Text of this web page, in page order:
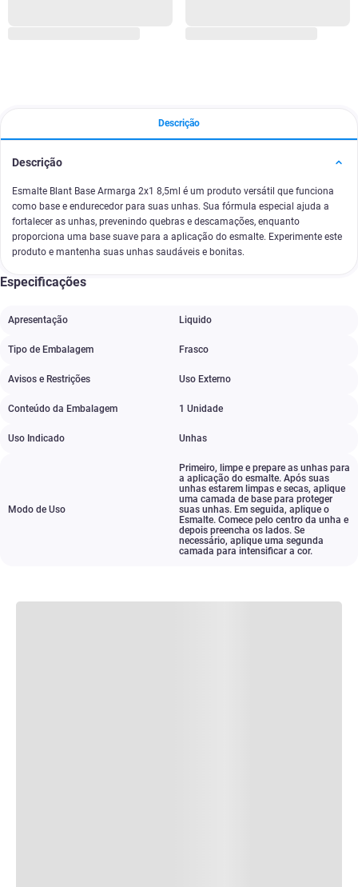
Descrição
Descrição
Esmalte Blant Base Armarga 2x1 8,5ml é um produto versátil que funciona
como base e endurecedor para suas unhas. Sua fórmula especial ajuda a
fortalecer as unhas, prevenindo quebras e descamações, enquanto
proporciona uma base suave para a aplicação do esmalte. Experimente este
produto e mantenha suas unhas saudáveis e bonitas.
Especificações
Apresentação Liquido
Tipo de Embalagem Frasco
Avisos e Restrições Uso Externo
Conteúdo da Embalagem 1 Unidade
Uso Indicado Unhas
Modo de Uso
Primeiro, limpe e prepare as unhas para
a aplicação do esmalte. Após suas
unhas estarem limpas e secas, aplique
uma camada de base para proteger
suas unhas. Em seguida, aplique o
Esmalte. Comece pelo centro da unha e
depois preencha os lados. Se
necessário, aplique uma segunda
camada para intensificar a cor.